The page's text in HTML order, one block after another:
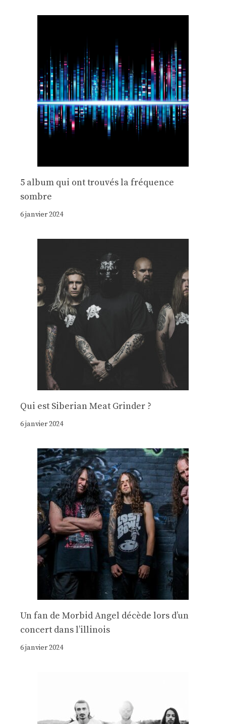
5 album qui ont trouvés la fréquence
sombre
6 janvier 2024
Qui est Siberian Meat Grinder ?
6 janvier 2024
Un fan de Morbid Angel décède lors d’un
concert dans l’illinois
6 janvier 2024